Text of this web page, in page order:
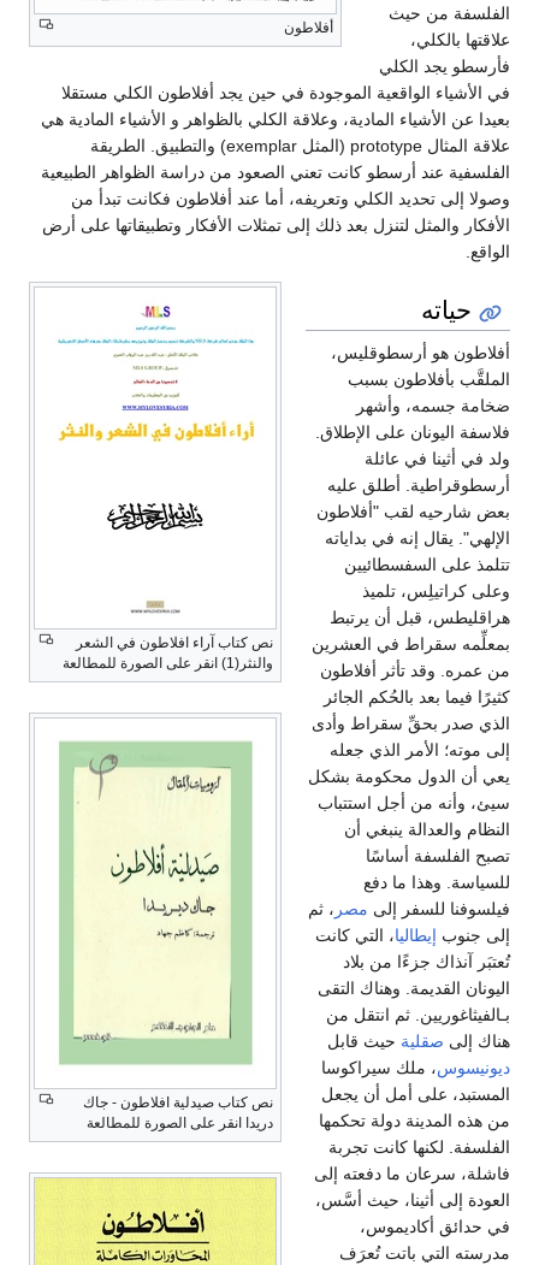
أفلاطون
الفلسفة من حيث
علاقتها بالكلي،
فأرسطو يجد الكلي
في الأشياء الواقعية الموجودة في حين يجد أفلاطون الكلي مستقلا
بعيدا عن الأشياء المادية، وعلاقة الكلي بالظواهر و الأشياء المادية هي
علاقة المثال prototype (المثل exemplar) والتطبيق. الطريقة
الفلسفية عند أرسطو كانت تعني الصعود من دراسة الظواهر الطبيعية
وصولا إلى تحديد الكلي وتعريفه، أما عند أفلاطون فكانت تبدأ من
الأفكار والمثل لتنزل بعد ذلك إلى تمثلات الأفكار وتطبيقاتها على أرض
الواقع.
نص كتاب آراء افلاطون في الشعر
والنثر(1) انقر على الصورة للمطالعة
نص كتاب صيدلية افلاطون - جاك
دريدا انقر على الصورة للمطالعة
حياته
أفلاطون هو أرسطوقليس،
الملقَّب بأفلاطون بسبب
ضخامة جسمه، وأشهر
فلاسفة اليونان على الإطلاق.
ولد في أثينا في عائلة
أرسطوقراطية. أطلق عليه
بعض شارحيه لقب "أفلاطون
الإلهي". يقال إنه في بداياته
تتلمذ على السفسطائيين
وعلى كراتيلِس، تلميذ
هراقليطس، قبل أن يرتبط
بمعلِّمه سقراط في العشرين
من عمره. وقد تأثر أفلاطون
كثيرًا فيما بعد بالحُكم الجائر
الذي صدر بحقِّ سقراط وأدى
إلى موته؛ الأمر الذي جعله
يعي أن الدول محكومة بشكل
سيئ، وأنه من أجل استتباب
النظام والعدالة ينبغي أن
تصبح الفلسفة أساسًا
للسياسة. وهذا ما دفع
فيلسوفنا للسفر إلى مصر ، ثم
إلى جنوب إيطاليا، التي كانت
تُعتبَر آنذاك جزءًا من بلاد
اليونان القديمة. وهناك التقى
بـالفيثاغوريين. ثم انتقل من
هناك إلى صقلية حيث قابل
ديونيسوس، ملك سيراكوسا
المستبد، على أمل أن يجعل
من هذه المدينة دولة تحكمها
الفلسفة. لكنها كانت تجربة
فاشلة، سرعان ما دفعته إلى
العودة إلى أثينا، حيث أسَّس،
في حدائق أكاديموس،
مدرسته التي باتت تُعرَف